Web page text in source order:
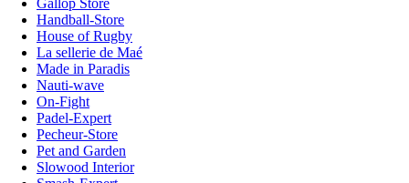
Handball-Store
House of Rugby
La sellerie de Maé
Made in Paradis
Nauti-wave
On-Fight
Padel-Expert
Pecheur-Store
Pet and Garden
Slowood Interior